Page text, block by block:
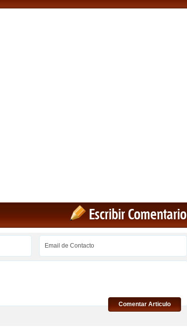
Escribir Comentario
Comentar Articulo